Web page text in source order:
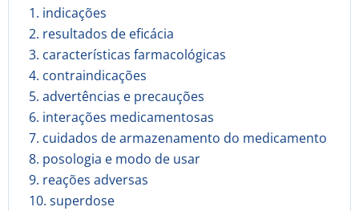
1. indicações
2. resultados de eficácia
3. características farmacológicas
4. contraindicações
5. advertências e precauções
6. interações medicamentosas
7. cuidados de armazenamento do medicamento
8. posologia e modo de usar
9. reações adversas
10. superdose